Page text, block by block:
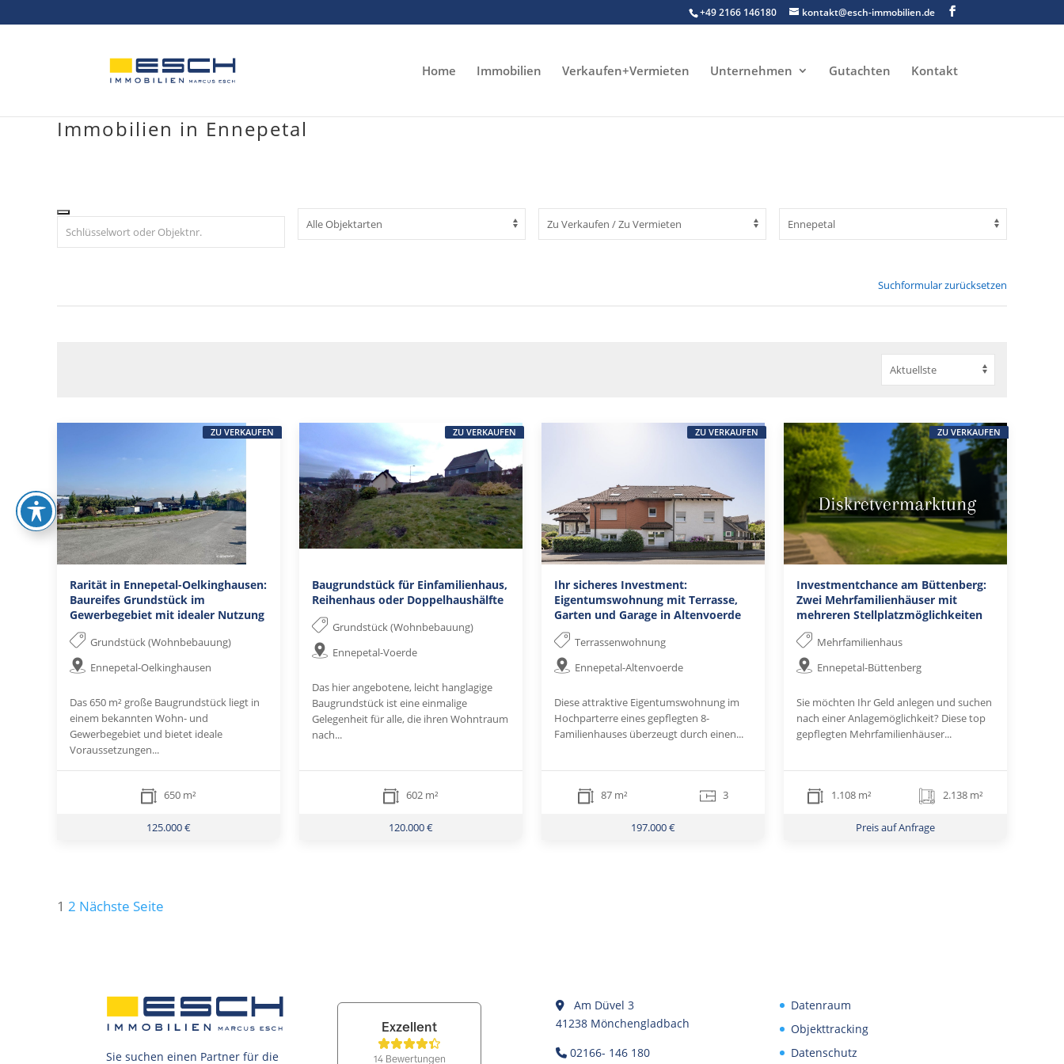
to
+49 2166 146180 kontakt@esch-immobilien.de
Home Immobilien Verkaufen+Vermieten Unternehmen Gutachten Kontakt
Immobilien in Ennepetal
Suchformular zurücksetzen
Rarität in Ennepetal-Oelkinghausen:
Baureifes Grundstück im
Gewerbegebiet mit idealer Nutzung
Grundstück (Wohnbebauung)
Ennepetal-Oelkinghausen
Das 650 m² große Baugrundstück liegt in
einem bekannten Wohn- und
Gewerbegebiet und bietet ideale
Voraussetzungen...
650 m²
125.000 €
ZU VERKAUFEN
Baugrundstück für Einfamilienhaus,
Reihenhaus oder Doppelhaushälfte
Grundstück (Wohnbebauung)
Ennepetal-Voerde
Das hier angebotene, leicht hanglagige
Baugrundstück ist eine einmalige
Gelegenheit für alle, die ihren Wohntraum
nach...
602 m²
120.000 €
ZU VERKAUFEN
Ihr sicheres Investment:
Eigentumswohnung mit Terrasse,
Garten und Garage in Altenvoerde
Terrassenwohnung
Ennepetal-Altenvoerde
Diese attraktive Eigentumswohnung im
Hochparterre eines gepflegten 8-
Familienhauses überzeugt durch einen...
87 m² 3
197.000 €
ZU VERKAUFEN
Investmentchance am Büttenberg:
Zwei Mehrfamilienhäuser mit
mehreren Stellplatzmöglichkeiten
Mehrfamilienhaus
Ennepetal-Büttenberg
Sie möchten Ihr Geld anlegen und suchen
nach einer Anlagemöglichkeit? Diese top
gepflegten Mehrfamilienhäuser...
1.108 m² 2.138 m²
Preis auf Anfrage
ZU VERKAUFEN
Seitennummerierung
1 2 Nächste Seite
Sie suchen einen Partner für die
Am Düvel 3
41238 Mönchengladbach
02166- 146 180
Datenraum
Objekttracking
Datenschutz